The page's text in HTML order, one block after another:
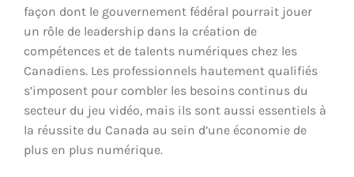
Nouvelles et ressources
Nous joindre
façon dont le gouvernement fédéral pourrait jouer
un rôle de leadership dans la création de
compétences et de talents numériques chez les
Canadiens. Les professionnels hautement qualifiés
s’imposent pour combler les besoins continus du
secteur du jeu vidéo, mais ils sont aussi essentiels à
la réussite du Canada au sein d’une économie de
plus en plus numérique.